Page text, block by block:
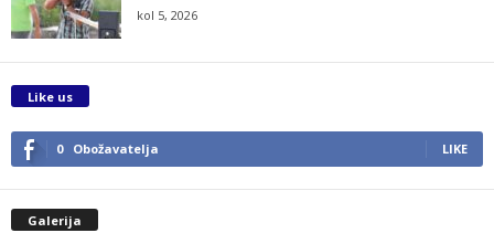
kol 5, 2026
Like us
0 Obožavatelja LIKE
Galerija